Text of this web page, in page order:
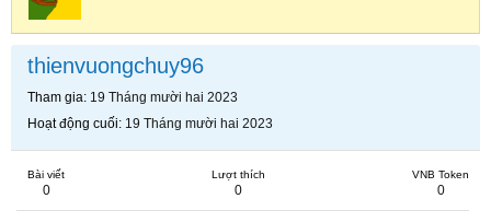
thienvuongchuy96
Tham gia 19 Tháng mười hai 2023
Hoạt động cuối 19 Tháng mười hai 2023
Bài viết
0
Lượt thích
0
VNB Token
0